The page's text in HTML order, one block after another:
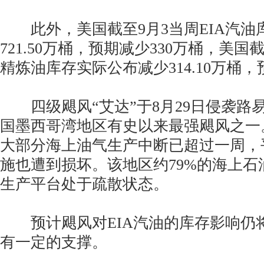
此外，美国截至9月3当周EIA汽油
721.50万桶，预期减少330万桶，美国
精炼油库存实际公布减少314.10万桶，
四级飓风“艾达”于8月29日侵袭路
国墨西哥湾地区有史以来最强飓风之
大部分海上油气生产中断已超过一周
施也遭到损坏。该地区约79%的海上石
生产平台处于疏散状态。
预计飓风对EIA汽油的库存影响仍
有一定的支撑。